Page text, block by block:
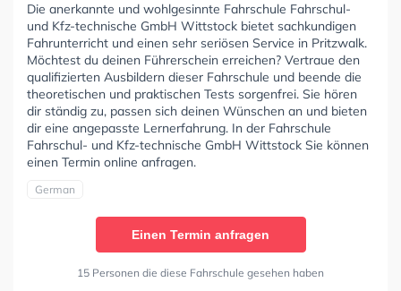
Die anerkannte und wohlgesinnte Fahrschule Fahrschul-
und Kfz-technische GmbH Wittstock bietet sachkundigen
Fahrunterricht und einen sehr seriösen Service in Pritzwalk.
Möchtest du deinen Führerschein erreichen? Vertraue den
qualifizierten Ausbildern dieser Fahrschule und beende die
theoretischen und praktischen Tests sorgenfrei. Sie hören
dir ständig zu, passen sich deinen Wünschen an und bieten
dir eine angepasste Lernerfahrung. In der Fahrschule
Fahrschul- und Kfz-technische GmbH Wittstock Sie können
einen Termin online anfragen.
German
Einen Termin anfragen
15 Personen die diese Fahrschule gesehen haben